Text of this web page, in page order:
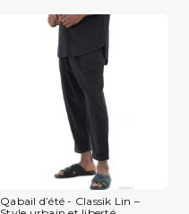
Qabail d’été - Classik Lin –